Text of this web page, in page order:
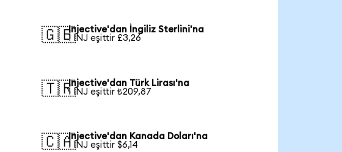
🇬🇧Injective'dan İngiliz Sterlini'na
1 INJ eşittir £3,26
🇹🇷Injective'dan Türk Lirası'na
1 INJ eşittir ₺209,87
🇨🇦Injective'dan Kanada Doları'na
1 INJ eşittir $6,14